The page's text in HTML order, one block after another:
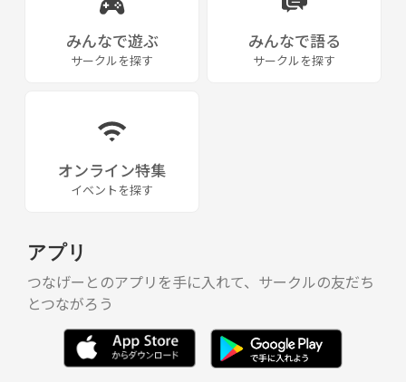
みんなで遊ぶ
サークルを探す
みんなで語る
サークルを探す
オンライン特集
イベントを探す
アプリ
つなげーとのアプリを手に入れて、サークルの友だち
とつながろう